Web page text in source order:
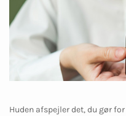
Huden afspejler det, du gør